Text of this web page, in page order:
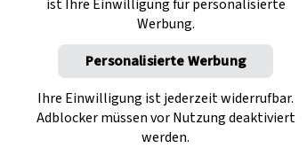
ist Ihre Einwilligung für personalisierte
Werbung.
Personalisierte Werbung
Ihre Einwilligung ist jederzeit widerrufbar.
Adblocker müssen vor Nutzung deaktiviert
werden.